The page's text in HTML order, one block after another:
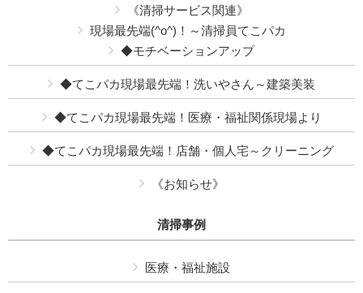
《清掃サービス関連》
現場最先端(^o^)！～清掃員てこパカ
◆モチベーションアップ
◆てこパカ現場最先端！洗いやさん～建築美装
◆てこパカ現場最先端！医療・福祉関係現場より
◆てこパカ現場最先端！店舗・個人宅～クリーニング
《お知らせ》
清掃事例
医療・福祉施設